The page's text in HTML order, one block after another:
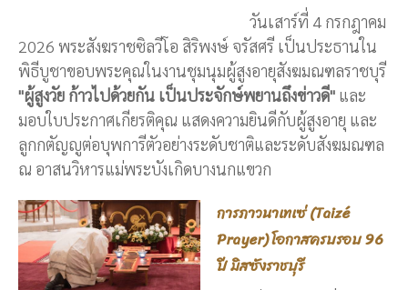
วันเสาร์ที่ 4 กรกฎาคม
2026 พระสังฆราชซิลวีโอ สิริพงษ์ จรัสศรี เป็นประธานใน
พิธีบูชาขอบพระคุณในงานชุมนุมผู้สูงอายุสังฆมณฑลราชบุรี
"ผู้สูงวัย ก้าวไปด้วยกัน เป็นประจักษ์พยานถึงข่าวดี" และ
มอบใบประกาศเกียรติคุณ แสดงความยินดีกับผู้สูงอายุ และ
ลูกกตัญญูต่อบุพการีตัวอย่างระดับชาติและระดับสังฆมณฑล
ณ อาสนวิหารแม่พระบังเกิดบางนกแขวก
การภาวนาเทเซ่ (Taizé
Prayer) โอกาสครบรอบ 96
ปี มิสซังราชบุรี